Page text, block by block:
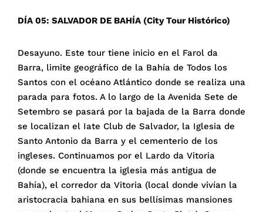
DÍA 05: SALVADOR DE BAHÍA (City Tour Histórico)
Desayuno. Este tour tiene inicio en el Farol da
Barra, limite geográfico de la Bahía de Todos los
Santos con el océano Atlántico donde se realiza una
parada para fotos. A lo largo de la Avenida Sete de
Setembro se pasará por la bajada de la Barra donde
se localizan el Iate Club de Salvador, la Iglesia de
Santo Antonio da Barra y el cementerio de los
ingleses. Continuamos por el Lardo da Vitoria
(donde se encuentra la iglesia más antigua de
Bahía), el corredor da Vitoria (local donde vivían la
aristocracia bahiana en sus bellísimas mansiones